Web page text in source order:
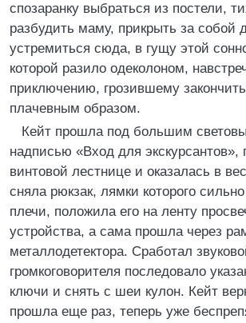
спозаранку выбраться из постели,
разбудить маму, прикрыть за собой
устремиться сюда, в гущу этой
которой разило одеколоном,
приключению, грозившему
плачевным образом.
Кейт прошла под большим
надписью «Вход для экскурсантов»,
винтовой лестнице и оказалась в
сняла рюкзак, лямки которого
плечи, положила его на ленту
устройства, а сама прошла через
металлодетектора. Сработал
громкоговорителя последовало
ключи и снять с шеи кулон. Кейт
прошла еще раз, теперь уже